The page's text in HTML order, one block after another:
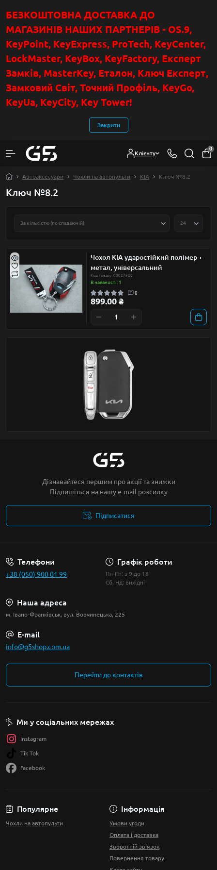
БЕЗКОШТОВНА ДОСТАВКА ДО
МАГАЗИНІВ НАШИХ ПАРТНЕРІВ - OS.9,
KeyPoint, KeyExpress, ProTech, KeyCenter,
LockMaster, KeyBox, KeyFactory, Експерт
Замків, MasterKey, Еталон, Ключ Експерт,
Замковий Світ, Точний Профіль, KeyGo,
KeyUa, KeyCity, Key Tower!
Закрити
Клієнту
0
Автоаксесуари Чохли на автопульти KIA Ключ №8.2
Ключ №8.2
Чохол KIA ударостійкий полімер +
метал, універсальний
Код товару: 00027920
В наявності: 1
0
899.00 ₴
Дізнавайтеся першим про акції та знижки
Підпишіться на нашу e-mail розсилку
Підписатися
Телефони
+38 (050) 900 01 99
Графік роботи
Пн-Пт: з 9 до 18
Сб, Нд: вихідні
Наша адреса
м. Івано-Франківськ, вул. Вовчинецька, 225
E-mail
info@g5shop.com.ua
Перейти до контактів
Популярне
Чохли на автопульти
Інформація
Умови угоди
Оплата і доставка
Зворотній зв'язок
Повернення товару
Ми у соціальних мережах
Instagram
Tik Tok
Facebook